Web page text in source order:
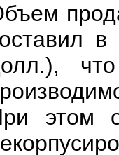
этом